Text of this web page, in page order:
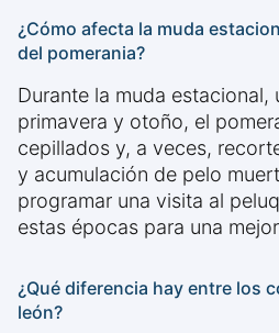
¿Cómo afecta la muda
del pomerania?
Durante la muda estacional,
primavera y otoño, el
cepillados y, a veces,
y acumulación de pelo
programar una visita al
estas épocas para una
¿Qué diferencia hay entre los
león?